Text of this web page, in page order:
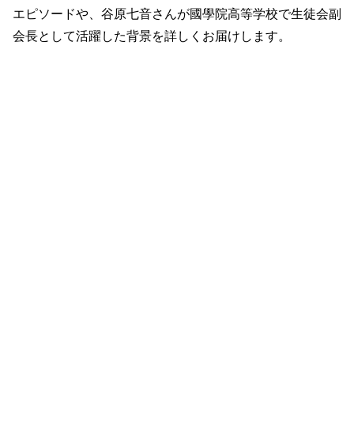
エピソードや、谷原七音さんが國學院高等学校で生徒会副
会長として活躍した背景を詳しくお届けします。